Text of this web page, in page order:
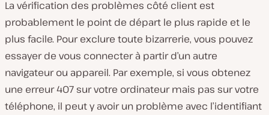
La vérification des problèmes côté client est
probablement le point de départ le plus rapide et le
plus facile. Pour exclure toute bizarrerie, vous pouvez
essayer de vous connecter à partir d’un autre
navigateur ou appareil. Par exemple, si vous obtenez
une erreur 407 sur votre ordinateur mais pas sur votre
téléphone, il peut y avoir un problème avec l’identifiant